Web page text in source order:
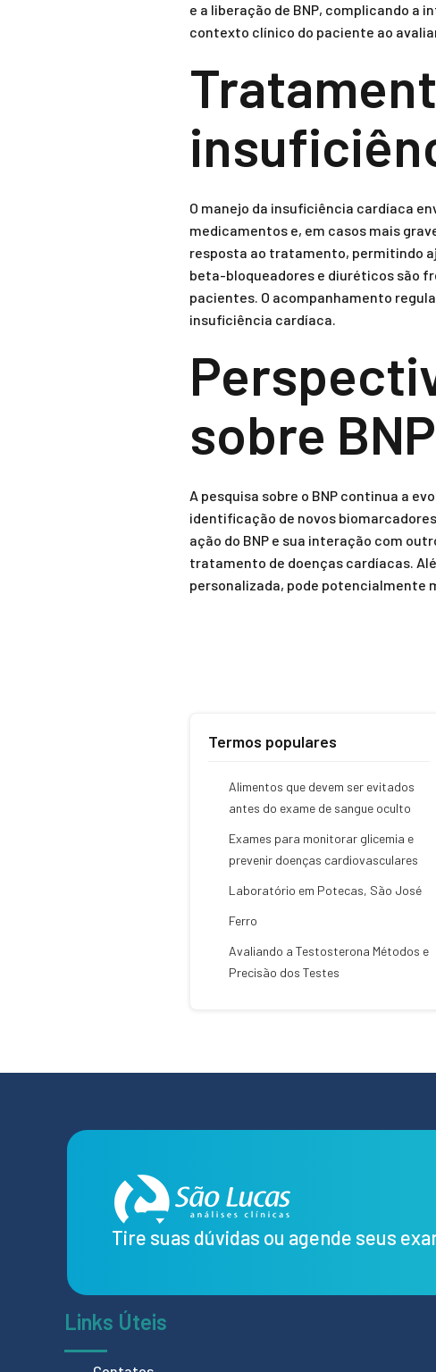
e a liberação de BNP, complicando a
contexto clínico do paciente ao
O manejo da insuficiência cardíaca
medicamentos e, em casos mais
resposta ao tratamento, permitindo
beta-bloqueadores e diuréticos são
pacientes. O acompanhamento
insuficiência cardíaca.
sobre BNP
A pesquisa sobre o BNP continua a
identificação de novos
ação do BNP e sua interação com
tratamento de doenças cardíacas.
personalizada, pode potencialmente
Termos populares
Alimentos que devem ser evitados
antes do exame de sangue oculto
Exames para monitorar glicemia e
prevenir doenças cardiovasculares
Laboratório em Potecas, São José
Ferro
Avaliando a Testosterona Métodos e
Precisão dos Testes
Tire suas dúvidas ou agende seus
Links Úteis